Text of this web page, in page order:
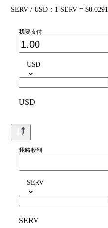
SERV / USD：1 SERV = $0.0291
我要支付
USD
USD
我將收到
SERV
SERV